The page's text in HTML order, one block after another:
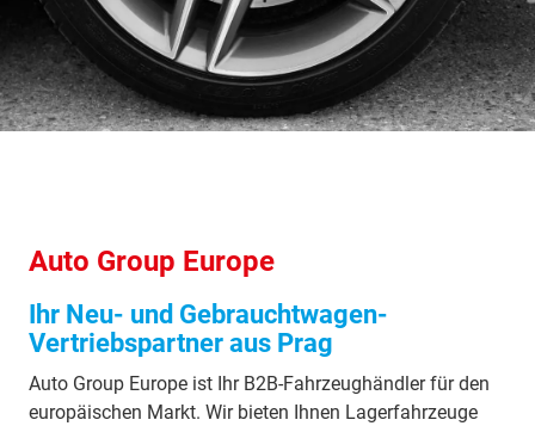
Auto Group Europe
Ihr Neu- und Gebrauchtwagen-
Vertriebspartner aus Prag
Auto Group Europe ist Ihr B2B-Fahrzeughändler für den
europäischen Markt. Wir bieten Ihnen Lagerfahrzeuge